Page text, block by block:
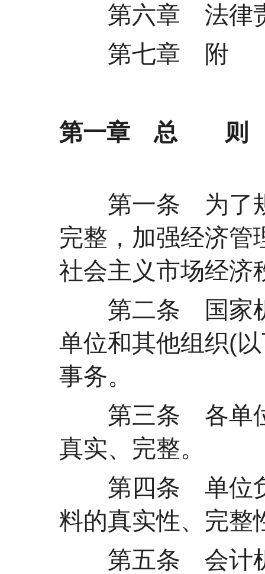
第六章 法律
第七章 附
第一章 总 则
第一条 为了规
完整，加强经济管
社会主义市场经济
第二条 国家机
单位和其他组织(
事务。
第三条 各单位
真实、完整。
第四条 单位负
料的真实性、完整
第五条 会计机